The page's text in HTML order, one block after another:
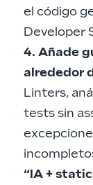
el código
Developer
4. Añade
alrededor
Linters,
tests sin
“IA +